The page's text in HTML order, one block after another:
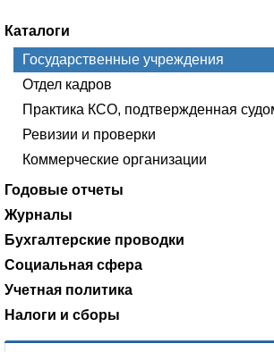
Каталоги
Государственные учреждения
Отдел кадров
Практика КСО, подтвержденная
Ревизии и проверки
Коммерческие организации
Годовые отчеты
Журналы
Бухгалтерские проводки
Социальная сфера
Учетная политика
Налоги и сборы